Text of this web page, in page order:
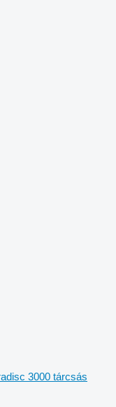
3000 tárcsás